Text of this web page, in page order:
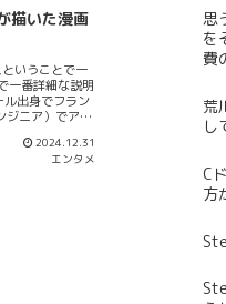
ただく）。こ
っている。ジ
のうち「から
可読性」は明
描いた漫画
いうことで一
一番詳細な説明
出身でフラン
ジニア）でアメ
は12才の黒人少
の一員になる
2024.12.31
エンタメ
思
を
費
荒
し
C
方